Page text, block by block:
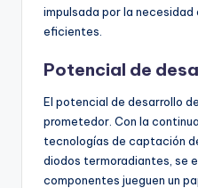
impulsada por la
eficientes.
Potencial de
El potencial de desarrollo
prometedor. Con la
tecnologías de captación
diodos termoradiantes, se
componentes jueguen un